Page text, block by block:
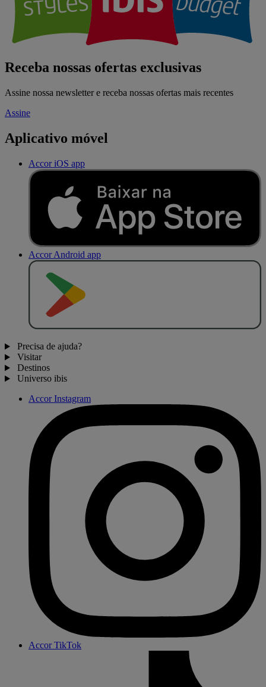
Receba nossas ofertas exclusivas
Assine nossa newsletter e receba nossas ofertas mais recentes
Assine
Aplicativo móvel
Accor iOS app
Accor Android app
Precisa de ajuda?
Visitar
Destinos
Universo ibis
Accor Instagram
Accor TikTok